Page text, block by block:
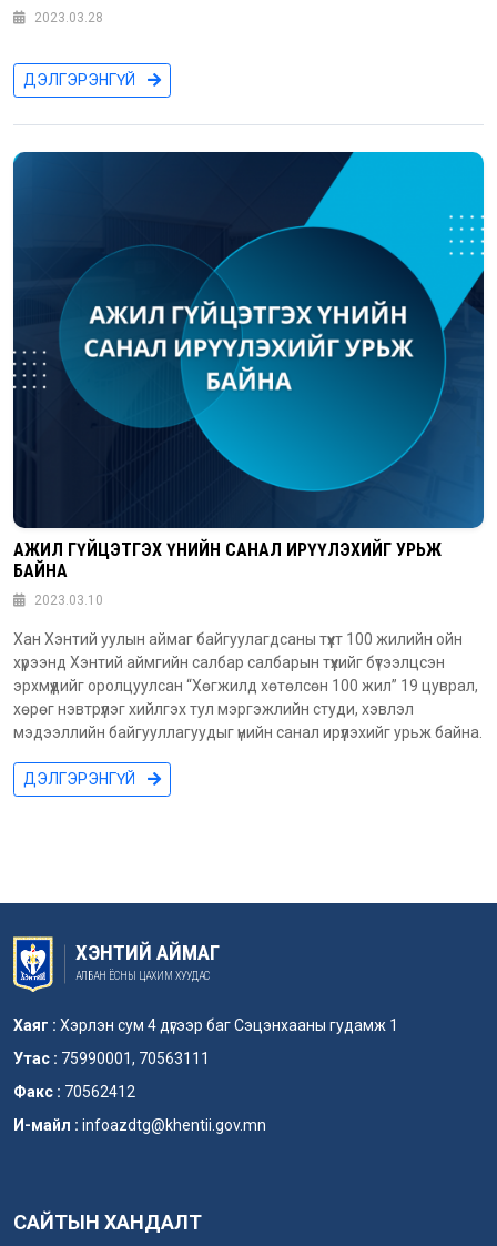
2023.03.28
ДЭЛГЭРЭНГҮЙ
АЖИЛ ГҮЙЦЭТГЭХ ҮНИЙН САНАЛ ИРҮҮЛЭХИЙГ УРЬЖ
БАЙНА
2023.03.10
Хан Хэнтий уулын аймаг байгуулагдсаны түүхт 100 жилийн ойн
хүрээнд Хэнтий аймгийн салбар салбарын түүхийг бүтээлцсэн
эрхмүүдийг оролцуулсан “Хөгжилд хөтөлсөн 100 жил” 19 цуврал,
хөрөг нэвтрүүлэг хийлгэх тул мэргэжлийн студи, хэвлэл
мэдээллийн байгууллагуудыг үнийн санал ирүүлэхийг урьж байна.
ДЭЛГЭРЭНГҮЙ
ХЭНТИЙ АЙМАГ
АЛБАН ЁСНЫ ЦАХИМ ХУУДАС
Хаяг : Хэрлэн сум 4 дүгээр баг Сэцэнхааны гудамж 1
Утас : 75990001, 70563111
Факс : 70562412
И-майл : infoazdtg@khentii.gov.mn
САЙТЫН ХАНДАЛТ